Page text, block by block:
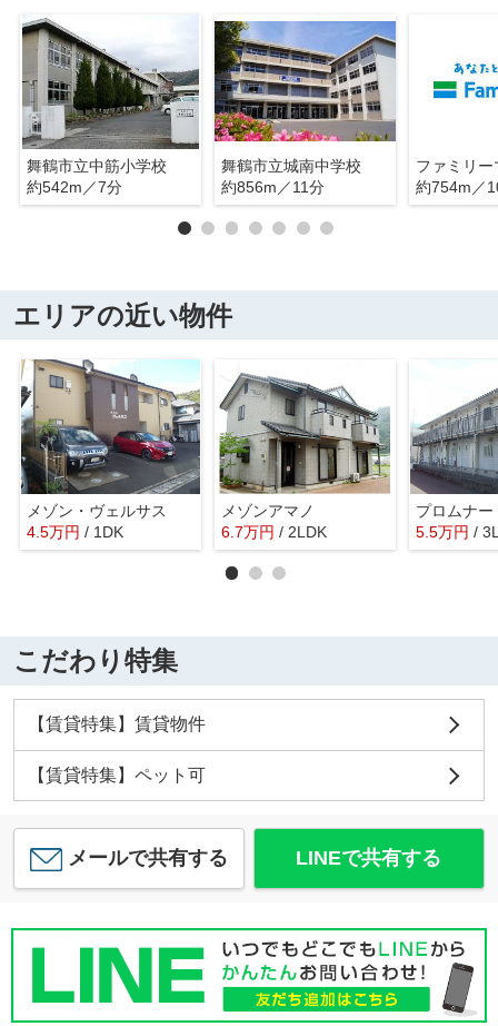
舞鶴市立中筋小学校
約542m／7分
舞鶴市立城南中学校
約856m／11分
約754m／
エリアの近い物件
メゾン・ヴェルサス
4.5万円 / 1DK
メゾンアマノ
6.7万円 / 2LDK
プロムナー
5.5万円 /
こだわり特集
【賃貸特集】賃貸物件
【賃貸特集】ペット可
メールで共有する LINEで共有する